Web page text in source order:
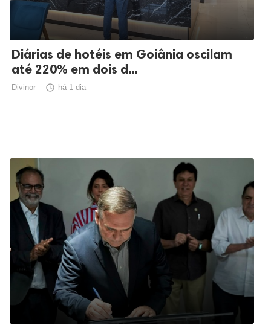
Diárias de hotéis em Goiânia oscilam
até 220% em dois d...
Divinor  há 1 dia